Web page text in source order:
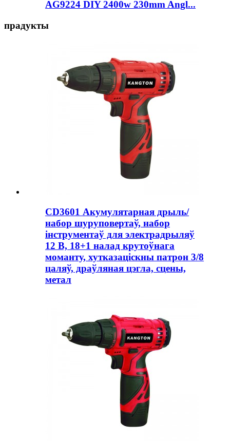
AG9224 DIY 2400w 230mm Angl...
прадукты
CD3601 Акумулятарная дрыль/
набор шуруповертаў, набор
інструментаў для электрадрыляў
12 В, 18+1 налад крутоўнага
моманту, хутказаціскны патрон 3/8
цаляў, драўляная цэгла, сцены,
метал